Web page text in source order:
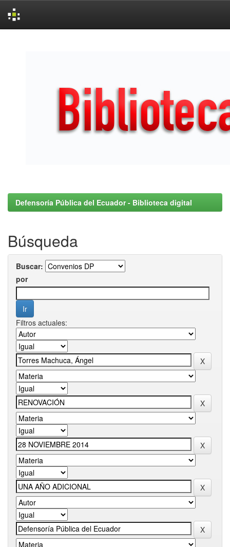
Defensoría Pública del Ecuador - Biblioteca digital
Búsqueda
Buscar:
por
Filtros actuales: